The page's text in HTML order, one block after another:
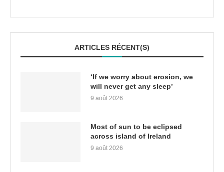
ARTICLES RÉCENT(S)
‘If we worry about erosion, we
will never get any sleep’
9 août 2026
Most of sun to be eclipsed
across island of Ireland
9 août 2026